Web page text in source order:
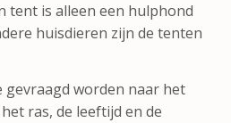
tent is alleen een hulphond
huisdieren zijn de tenten
gevraagd worden naar het
ras, de leeftijd en de